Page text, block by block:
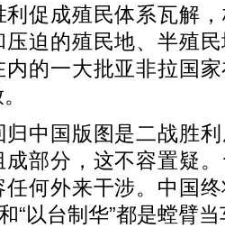
利促成殖民体系瓦解
压迫的殖民地、半殖
内的一大批亚非拉国
归中国版图是二战胜
成部分，这不容置疑
任何外来干涉。中国
“以台制华”都是螳臂